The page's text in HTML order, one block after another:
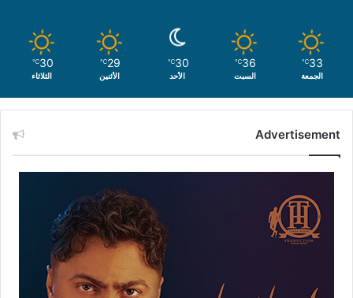
33
℃
الجمعة
36
℃
السبت
30
℃
الأحد
29
℃
الأثنين
30
℃
الثلاثاء
Advertisement